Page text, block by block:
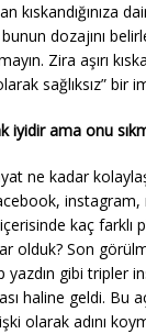
kıskandığınıza
dozajını
Zira aşırı
sağlıksız” bir
iyidir ama onu
ne kadar
kaç farklı
olduk? Son
yazdın gibi tripler
haline geldi. Bu
olarak adını